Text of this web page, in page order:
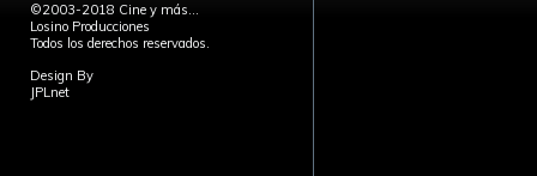
©2003-2018 Cine y más...
Losino Producciones
Todos los derechos reservados.
Design By
JPLnet